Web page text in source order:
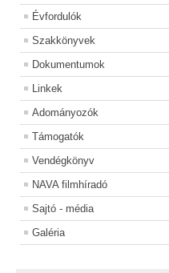
Évfordulók
Szakkönyvek
Dokumentumok
Linkek
Adományozók
Támogatók
Vendégkönyv
NAVA filmhíradó
Sajtó - média
Galéria